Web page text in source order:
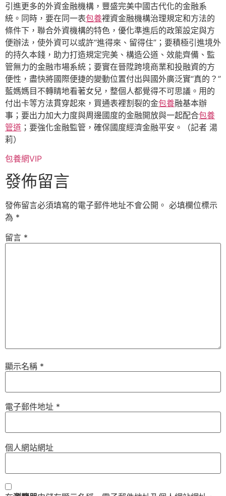
引進更多的外資金融機構，豐盛完美中國古代化的金融系
統。同時，要在同一表包養裡資金融機構治理規定和方法的
條件下，聯合外資機構的特色，優化準進后的政策設定與方
便辦法，使外資可以或許“進得來、留得住”；要積極引進境外
的持久本錢，助力打造規定完美、構造公道、效能齊備、監
管無力的金融市場系統；要實在晉陞跨境商業和投融資的方
便性，盡快將國際便捷的變動位置付出與國外廣泛實“真的？”
藍媽媽目不轉睛地看著女兒，整個人都覺得不可思議。用的
付出卡等方法貫穿起來，買通表裡割裂的金包養融基本辦
事；要出力加大力度與周邊國度的金融開放與一起配合包養
管道 ；要強化金融監管，確保國度經濟金融平安。（記者 湯
莉）
包養網VIP
發佈留言
發佈留言必須填寫的電子郵件地址不會公開。 必填欄位標示
為 *
留言 *
顯示名稱 *
電子郵件地址 *
個人網站網址